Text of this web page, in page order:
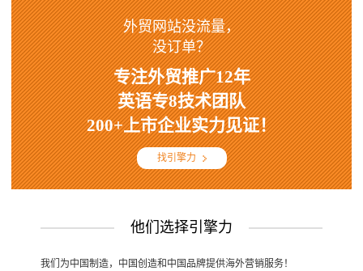
外贸网站没流量，
没订单？
专注外贸推广12年
英语专8技术团队
200+上市企业实力见证！
找引擎力
他们选择引擎力
我们为中国制造，中国创造和中国品牌提供海外营销服务！